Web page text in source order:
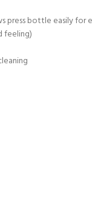
press bottle easily for
feeling)